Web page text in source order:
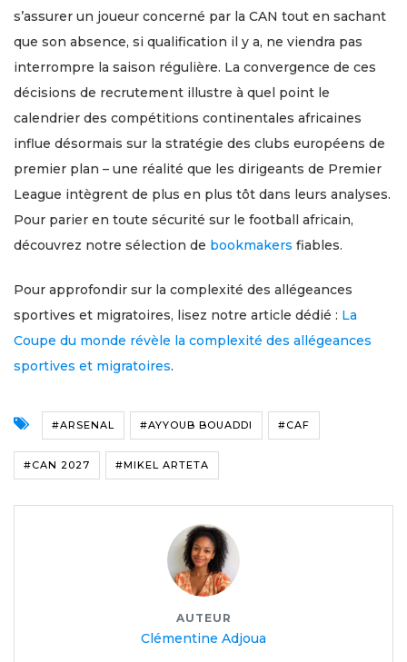
s’assurer un joueur concerné par la CAN tout en sachant
que son absence, si qualification il y a, ne viendra pas
interrompre la saison régulière. La convergence de ces
décisions de recrutement illustre à quel point le
calendrier des compétitions continentales africaines
influe désormais sur la stratégie des clubs européens de
premier plan – une réalité que les dirigeants de Premier
League intègrent de plus en plus tôt dans leurs analyses.
Pour parier en toute sécurité sur le football africain,
découvrez notre sélection de bookmakers fiables.
Pour approfondir sur la complexité des allégeances
sportives et migratoires, lisez notre article dédié : La
Coupe du monde révèle la complexité des allégeances
sportives et migratoires.
#ARSENAL #AYYOUB BOUADDI #CAF
#CAN 2027 #MIKEL ARTETA
AUTEUR
Clémentine Adjoua